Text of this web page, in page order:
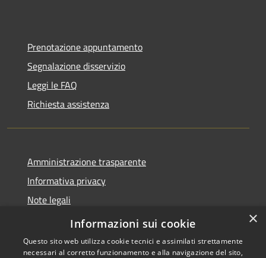
Prenotazione appuntamento
Segnalazione disservizio
Leggi le FAQ
Richiesta assistenza
Amministrazione trasparente
Informativa privacy
Note legali
Dichiarazione di accessibilità
×
Informazioni sui cookie
Questo sito web utilizza cookie tecnici e assimilati strettamente
necessari al corretto funzionamento e alla navigazione del sito,